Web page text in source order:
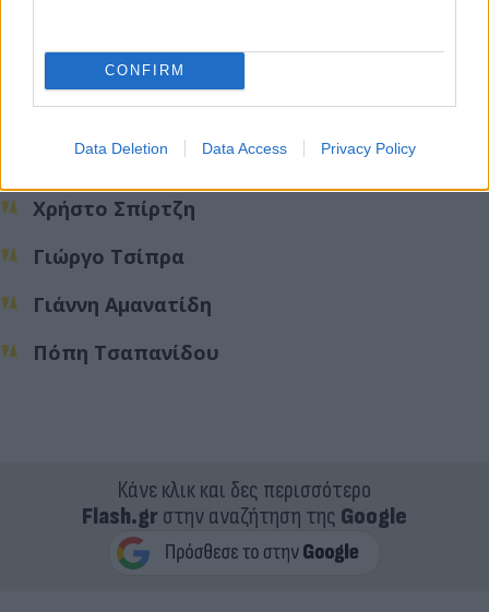
CONFIRM
Data Deletion Data Access Privacy Policy
Μαριλίζα Ξενογιαννακοπούλου
Γιάννη Μουζάλα
Γιάννη Ραγκούση
Χρήστο Σπίρτζη
Γιώργο Τσίπρα
Γιάννη Αμανατίδη
Πόπη Τσαπανίδου
Κάνε κλικ και δες περισσότερο
Flash.grστην αναζήτηση της Google